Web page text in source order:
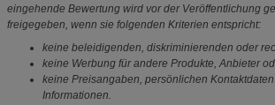
eingehende Bewertung wird vor der Veröffentlichung
freigegeben, wenn sie folgenden Kriterien entspricht:
keine beleidigenden, diskriminierenden oder
keine Werbung für andere Produkte, Anbieter
keine Preisangaben, persönlichen
Informationen.